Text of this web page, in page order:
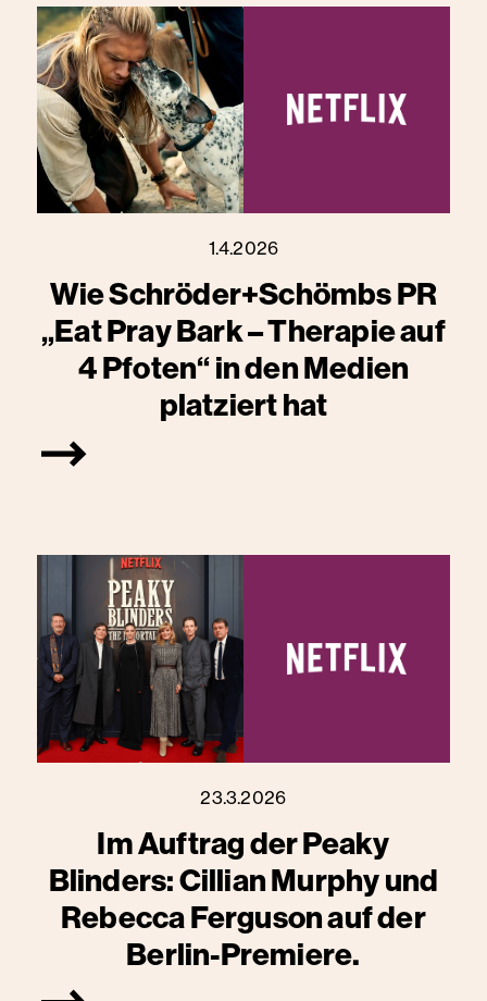
1.4.2026
Wie Schröder+Schömbs PR
„Eat Pray Bark – Therapie auf
4 Pfoten“ in den Medien
platziert hat
23.3.2026
Im Auftrag der Peaky
Blinders: Cillian Murphy und
Rebecca Ferguson auf der
Berlin-Premiere.